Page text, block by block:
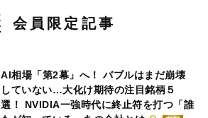
会員限定記事
AI相場「第2幕」へ！ バブルはまだ崩壊
していない…大化け期待の注目銘柄５
選！ NVIDIA一強時代に終止符を打つ「誰